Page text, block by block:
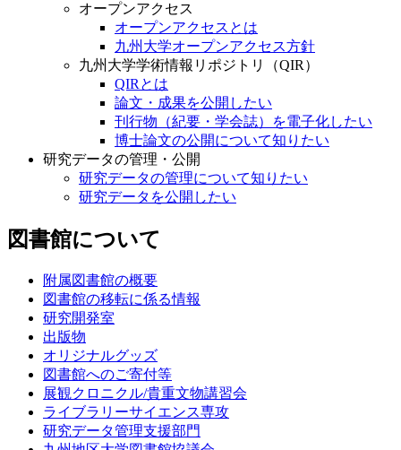
オープンアクセス
オープンアクセスとは
九州大学オープンアクセス方針
九州大学学術情報リポジトリ（QIR）
QIRとは
論文・成果を公開したい
刊行物（紀要・学会誌）を電子化したい
博士論文の公開について知りたい
研究データの管理・公開
研究データの管理について知りたい
研究データを公開したい
図書館について
附属図書館の概要
図書館の移転に係る情報
研究開発室
出版物
オリジナルグッズ
図書館へのご寄付等
展観クロニクル/貴重文物講習会
ライブラリーサイエンス専攻
研究データ管理支援部門